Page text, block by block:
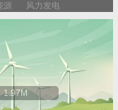
源 风力发电